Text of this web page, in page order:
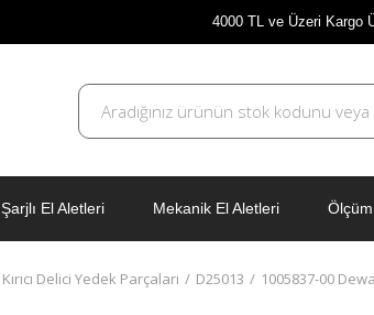
4000 TL ve Üzeri Kargo
Şarjlı El Aletleri Mekanik El Aletleri
Kırıcı Delici Yedek Parçaları D25013 1005837-00